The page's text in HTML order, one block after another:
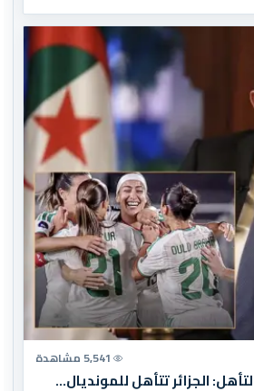
5,541 مشاهدة
الجزائر تتأهل للمونديال…